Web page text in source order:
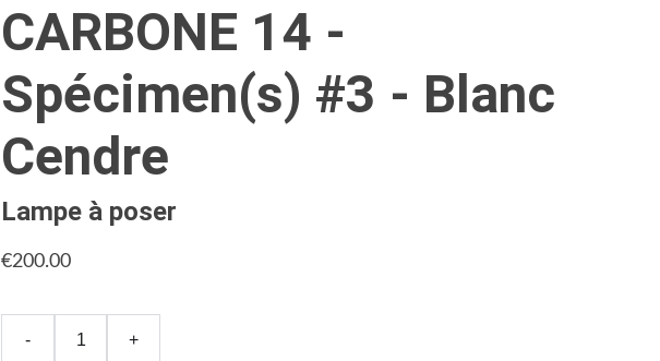
CARBONE 14 -
Spécimen(s) #3 - Blanc
Cendre
Lampe à poser
€200.00
- +